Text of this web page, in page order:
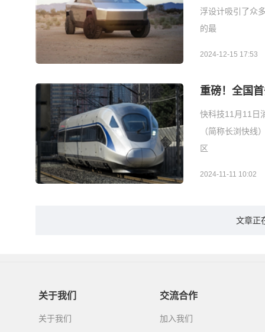
浮设计吸引了众
的最
2024-12-15 17:53
重磅！全国
快科技11月11日
（简称长浏快线
区
2024-11-11 10:02
文章正
关于我们
关于我们
交流合作
加入我们